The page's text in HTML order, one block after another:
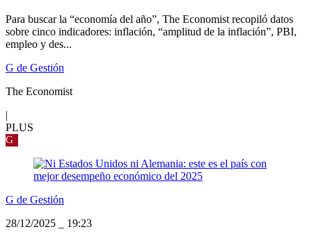
Para buscar la “economía del año”, The Economist recopiló datos
sobre cinco indicadores: inflación, “amplitud de la inflación”, PBI,
empleo y des...
G de Gestión
The Economist
PLUS
G
G de Gestión
28/12/2025
19:23